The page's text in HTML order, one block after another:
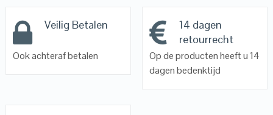
Veilig Betalen
Ook achteraf betalen
14 dagen
retourrecht
Op de producten heeft u 14
dagen bedenktijd